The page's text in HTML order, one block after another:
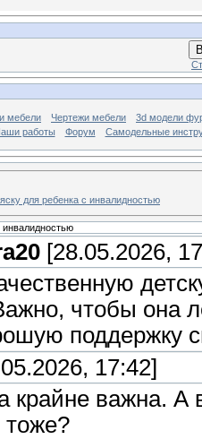
мебели Чертежи мебели
3d модели
работы Форум Самодельные
для ребенка с инвалидностью
[28.05.2026,
чтобы она
поддержку
17:42]
крайне важна. А